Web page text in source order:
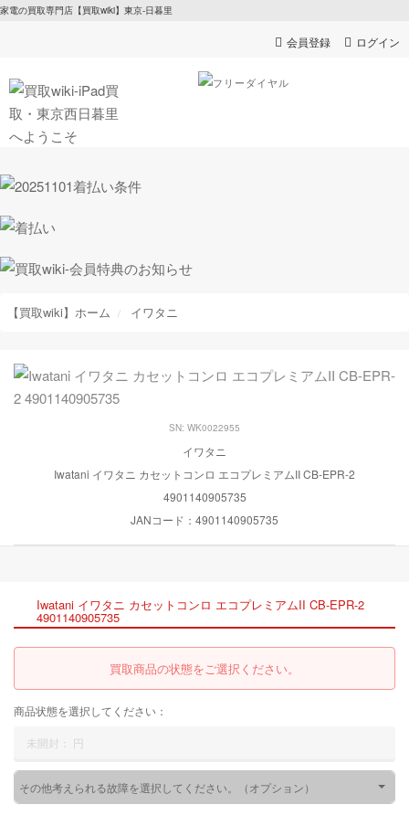
家電の買取専門店【買取wiki】東京-日暮里
会員登録 ログイン
【買取wiki】ホーム イワタニ
SN: WK0022955
イワタニ
Iwatani イワタニ カセットコンロ エコプレミアムII CB-EPR-2
4901140905735
JANコード：4901140905735
Iwatani イワタニ カセットコンロ エコプレミアムII CB-EPR-2
4901140905735
買取商品の状態をご選択ください。
商品状態を選択してください：
未開封： 円
その他考えられる故障を選択してください。（オプション）